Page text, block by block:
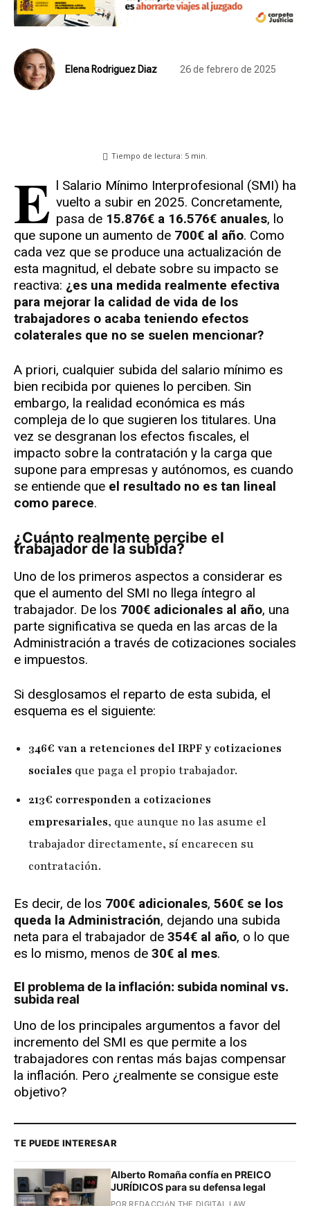
Elena Rodriguez Diaz 26 de febrero de 2025
Tiempo de lectura: 5 min.
E l Salario Mínimo Interprofesional (SMI) ha
vuelto a subir en 2025. Concretamente,
pasa de 15.876€ a 16.576€ anuales, lo
que supone un aumento de 700€ al año. Como
cada vez que se produce una actualización de
esta magnitud, el debate sobre su impacto se
reactiva: ¿es una medida realmente efectiva
para mejorar la calidad de vida de los
trabajadores o acaba teniendo efectos
colaterales que no se suelen mencionar?
A priori, cualquier subida del salario mínimo es
bien recibida por quienes lo perciben. Sin
embargo, la realidad económica es más
compleja de lo que sugieren los titulares. Una
vez se desgranan los efectos fiscales, el
impacto sobre la contratación y la carga que
supone para empresas y autónomos, es cuando
se entiende que el resultado no es tan lineal
como parece.
¿Cuánto realmente percibe el
trabajador de la subida?
Uno de los primeros aspectos a considerar es
que el aumento del SMI no llega íntegro al
trabajador. De los 700€ adicionales al año, una
parte significativa se queda en las arcas de la
Administración a través de cotizaciones sociales
e impuestos.
Si desglosamos el reparto de esta subida, el
esquema es el siguiente:
346€ van a retenciones del IRPF y cotizaciones
sociales que paga el propio trabajador.
213€ corresponden a cotizaciones
empresariales, que aunque no las asume el
trabajador directamente, sí encarecen su
contratación.
Es decir, de los 700€ adicionales, 560€ se los
queda la Administración, dejando una subida
neta para el trabajador de 354€ al año, o lo que
es lo mismo, menos de 30€ al mes.
El problema de la inflación: subida nominal vs.
subida real
Uno de los principales argumentos a favor del
incremento del SMI es que permite a los
trabajadores con rentas más bajas compensar
la inflación. Pero ¿realmente se consigue este
objetivo?
TE PUEDE INTERESAR
Alberto Romaña confía en PREICO
JURÍDICOS para su defensa legal
POR REDACCIóN THE DIGITAL LAW